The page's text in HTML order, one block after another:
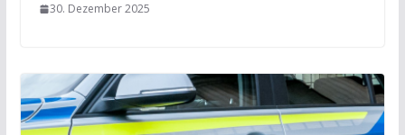
30. Dezember 2025